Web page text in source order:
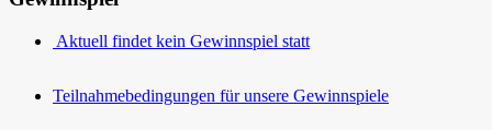
Aktuell findet kein Gewinnspiel statt
Teilnahmebedingungen für unsere Gewinnspiele